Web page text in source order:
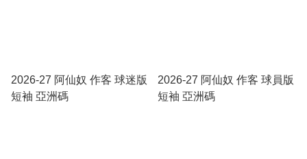
2026-27 阿仙奴 作客 球迷版
短袖 亞洲碼
2026-27 阿仙奴 作客 球員版
短袖 亞洲碼